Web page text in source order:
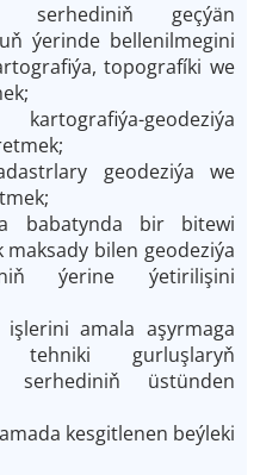
serhediniň geçýän
ýerinde bellenilmegini
topografíki we
geodeziýa
geodeziýa we
babatynda bir bitewi
bilen geodeziýa
ýerine ýetirilişini
amala aşyrmaga
tehniki gurluşlaryň
serhediniň üstünden
kesgitlenen beýleki